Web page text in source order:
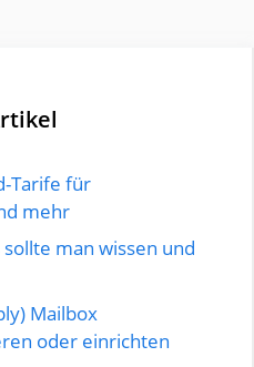
Tarife für
mehr
man wissen und
Mailbox
oder einrichten